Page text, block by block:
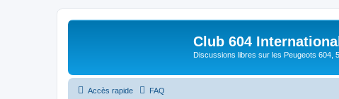
Club 604
Discussions libres sur les Peugeots 604,
Accès rapide FAQ